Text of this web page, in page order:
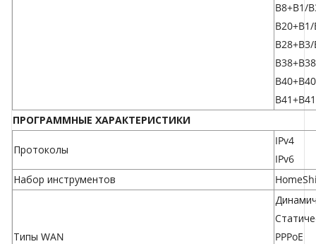
B8+B1/
B38+B38
B40+B40
B41+B41
ПРОГРАММНЫЕ ХАРАКТЕРИСТИКИ
Протоколы
IPv4
IPv6
Набор инструментов
Типы WAN
PPPoE